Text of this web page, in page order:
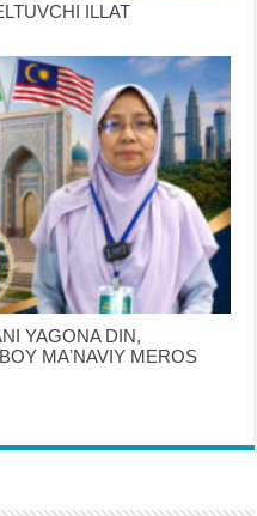
ILLAT
YAGONA DIN,
MAʼNAVIY MEROS